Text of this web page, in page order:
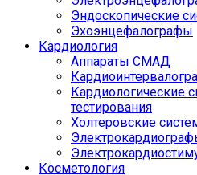
Эндоскопические
Эхоэнцефалографы
Кардиология
Аппараты СМАД
Кардиологические
тестирования
Холтеровские
Косметология